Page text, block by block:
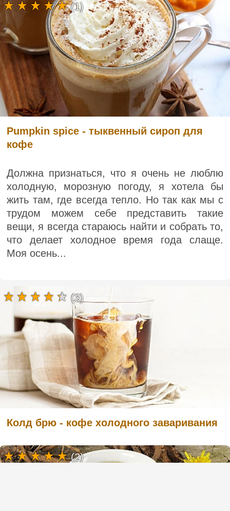
Pumpkin spice - тыквенный сироп для
кофе
Должна признаться, что я очень не люблю
холодную, морозную погоду, я хотела бы
жить там, где всегда тепло. Но так как мы с
трудом можем себе представить такие
вещи, я всегда стараюсь найти и собрать то,
что делает холодное время года слаще.
Моя осень...
(1)
Колд брю - кофе холодного заваривания
(3)
(2)